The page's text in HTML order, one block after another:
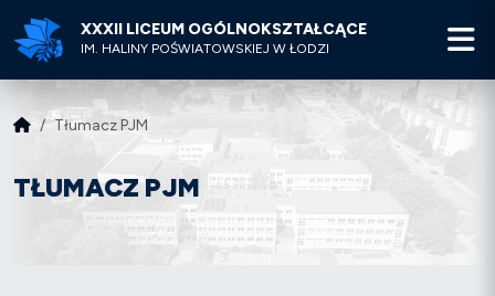
XXXII LICEUM OGÓLNOKSZTAŁCĄCE
IM. HALINY POŚWIATOWSKIEJ W ŁODZI
Tłumacz PJM
TŁUMACZ PJM